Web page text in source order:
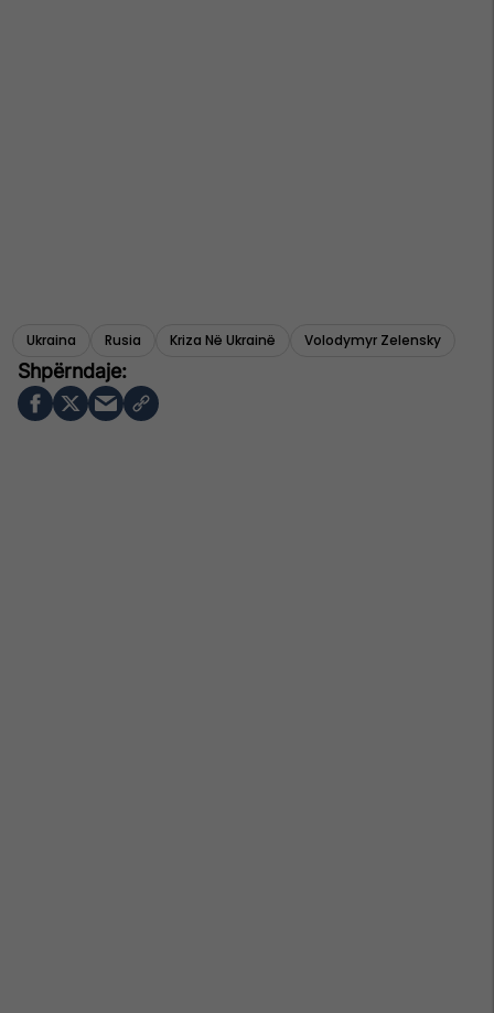
Ukraina Rusia Kriza Në Ukrainë Volodymyr Zelensky